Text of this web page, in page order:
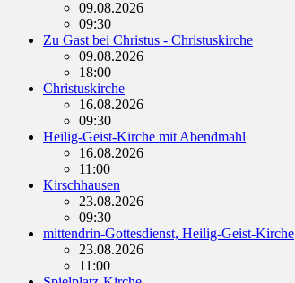
09.08.2026
09:30
Zu Gast bei Christus - Christuskirche
09.08.2026
18:00
Christuskirche
16.08.2026
09:30
Heilig-Geist-Kirche mit Abendmahl
16.08.2026
11:00
Kirschhausen
23.08.2026
09:30
mittendrin-Gottesdienst, Heilig-Geist-Kirche
23.08.2026
11:00